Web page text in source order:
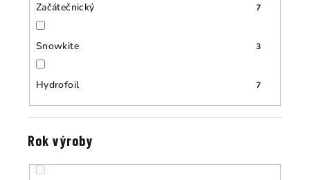
Začátečnický 7
Snowkite 3
Hydrofoil 7
Rok výroby